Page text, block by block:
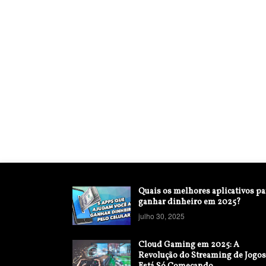
Quais os melhores aplicativos
ganhar dinheiro em 2025?
julho 30, 2025
Cloud Gaming em 2025: A
Revolução do Streaming de Jogos